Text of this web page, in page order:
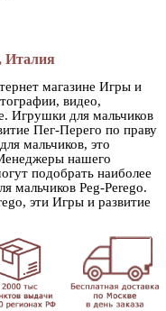
Италия
магазине Игры и
видео,
Игрушки для мальчиков
Пег-Перего по праву
мальчиков, это
нашего
подобрать наиболее
мальчиков Peg-Perego.
эти Игры и развитие